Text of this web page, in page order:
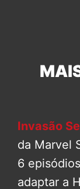
Invasão
da Marvel
6
adaptar a